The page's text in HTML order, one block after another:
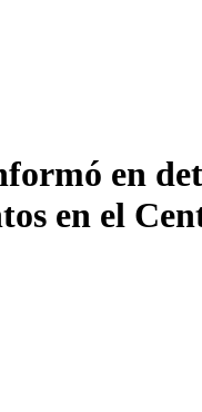
en
en el